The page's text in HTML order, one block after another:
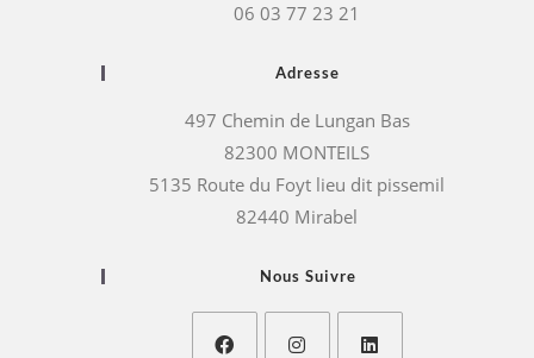
06 03 77 23 21
Adresse
497 Chemin de Lungan Bas
82300 MONTEILS
5135 Route du Foyt lieu dit pissemil
82440 Mirabel
Nous Suivre